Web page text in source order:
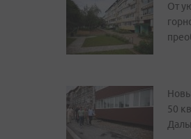
От
50